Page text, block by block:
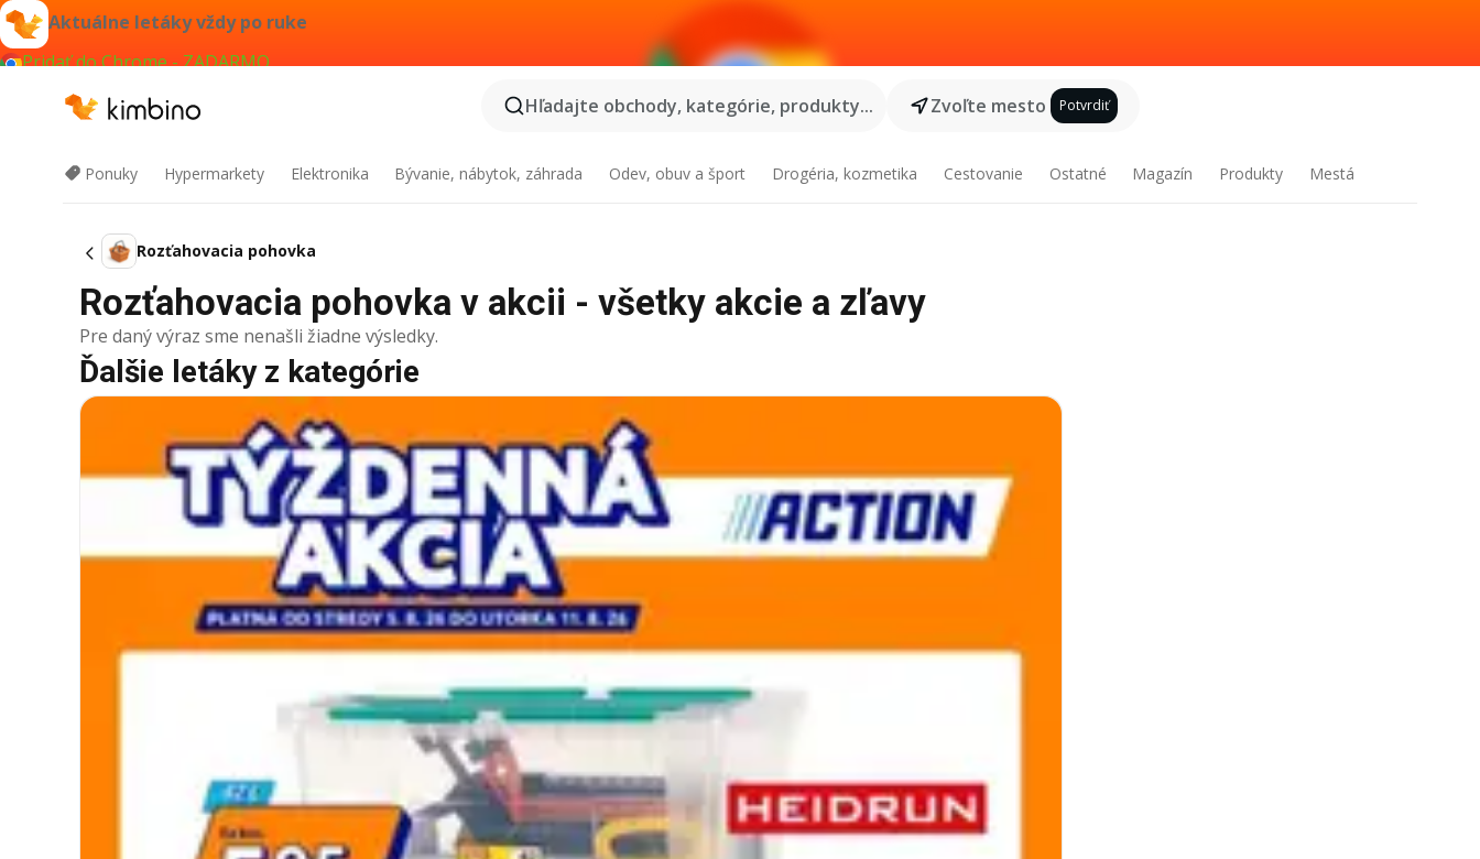
Aktuálne letáky vždy po ruke
Pridať do Chrome - ZADARMO
Hľadajte obchody, kategórie, produkty...
Zvoľte mesto Potvrdiť
Ponuky Hypermarkety Elektronika Bývanie, nábytok, záhrada Odev, obuv a šport Drogéria, kozmetika Cestovanie Ostatné Magazín Produkty Mestá
Rozťahovacia pohovka
Rozťahovacia pohovka v akcii - všetky akcie a zľavy
Pre daný výraz sme nenašli žiadne výsledky.
Ďalšie letáky z kategórie